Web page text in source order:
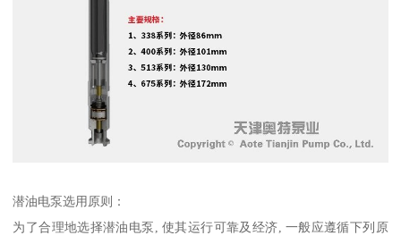
潜油电泵选用原则：
为了合理地选择潜油电泵, 使其运行可靠及经济, 一般应遵循下列原